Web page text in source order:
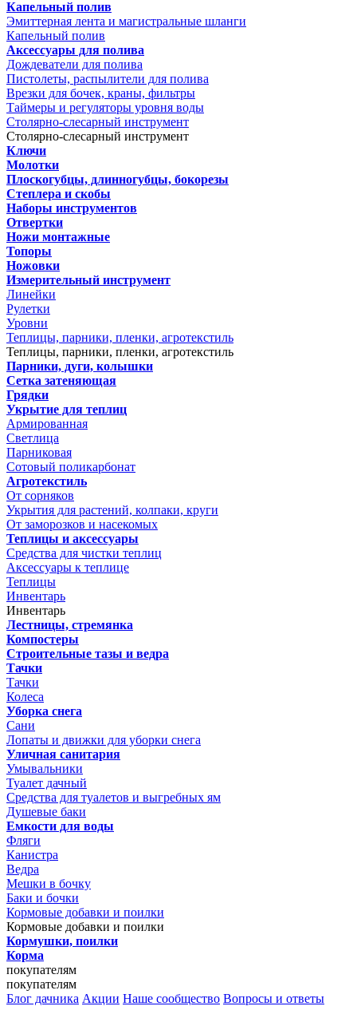
Капельный полив
Эмиттерная лента и магистральные шланги
Капельный полив
Аксессуары для полива
Дождеватели для полива
Пистолеты, распылители для полива
Врезки для бочек, краны, фильтры
Таймеры и регуляторы уровня воды
Столярно-слесарный инструмент
Столярно-слесарный инструмент
Ключи
Молотки
Плоскогубцы, длинногубцы, бокорезы
Степлера и скобы
Наборы инструментов
Отвертки
Ножи монтажные
Топоры
Ножовки
Измерительный инструмент
Линейки
Рулетки
Уровни
Теплицы, парники, пленки, агротекстиль
Теплицы, парники, пленки, агротекстиль
Парники, дуги, колышки
Сетка затеняющая
Грядки
Укрытие для теплиц
Армированная
Светлица
Парниковая
Сотовый поликарбонат
Агротекстиль
От сорняков
Укрытия для растений, колпаки, круги
От заморозков и насекомых
Теплицы и аксессуары
Средства для чистки теплиц
Аксессуары к теплице
Теплицы
Инвентарь
Инвентарь
Лестницы, стремянка
Компостеры
Строительные тазы и ведра
Тачки
Тачки
Колеса
Уборка снега
Сани
Лопаты и движки для уборки снега
Уличная санитария
Умывальники
Туалет дачный
Средства для туалетов и выгребных ям
Душевые баки
Емкости для воды
Фляги
Канистра
Ведра
Мешки в бочку
Баки и бочки
Кормовые добавки и поилки
Кормовые добавки и поилки
Кормушки, поилки
Корма
покупателям
покупателям
Блог дачника Акции Наше сообщество Вопросы и ответы